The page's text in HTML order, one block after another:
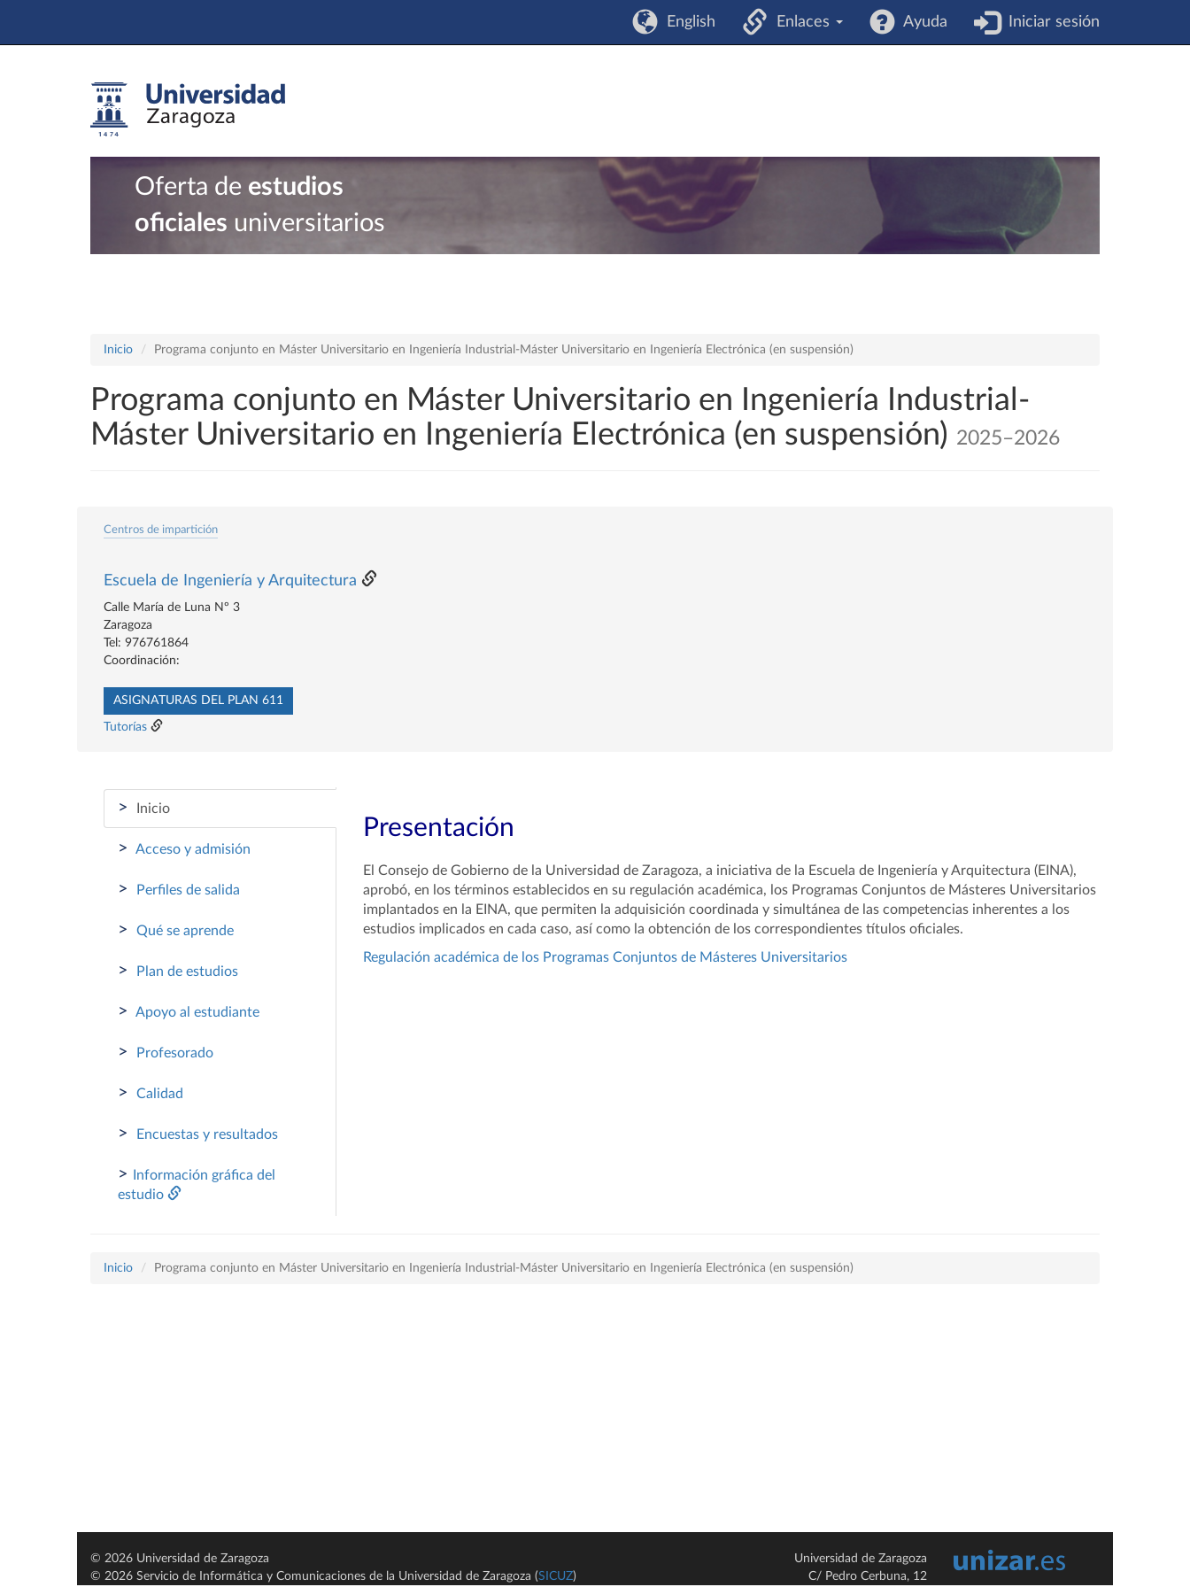
English Enlaces Ayuda Iniciar sesión
Oferta de estudios
oficiales universitarios
Inicio Programa conjunto en Máster Universitario en Ingeniería Industrial-Máster Universitario en Ingeniería Electrónica (en suspensión)
Programa conjunto en Máster Universitario en Ingeniería Industrial-
Máster Universitario en Ingeniería Electrónica (en suspensión) 2025–2026
Centros de impartición
Escuela de Ingeniería y Arquitectura
Calle María de Luna Nº 3
Zaragoza
Tel: 976761864
Coordinación:
ASIGNATURAS DEL PLAN 611
Tutorías
> Inicio
> Acceso y admisión
> Perfiles de salida
> Qué se aprende
> Plan de estudios
> Apoyo al estudiante
> Profesorado
> Calidad
> Encuestas y resultados
>
Información gráfica del
estudio
Presentación
El Consejo de Gobierno de la Universidad de Zaragoza, a iniciativa de la Escuela de Ingeniería y Arquitectura (EINA),
aprobó, en los términos establecidos en su regulación académica, los Programas Conjuntos de Másteres Universitarios
implantados en la EINA, que permiten la adquisición coordinada y simultánea de las competencias inherentes a los
estudios implicados en cada caso, así como la obtención de los correspondientes títulos oficiales.
Regulación académica de los Programas Conjuntos de Másteres Universitarios
Inicio Programa conjunto en Máster Universitario en Ingeniería Industrial-Máster Universitario en Ingeniería Electrónica (en suspensión)
© 2026 Universidad de Zaragoza
© 2026 Servicio de Informática y Comunicaciones de la Universidad de Zaragoza (SICUZ)
Universidad de Zaragoza
C/ Pedro Cerbuna, 12